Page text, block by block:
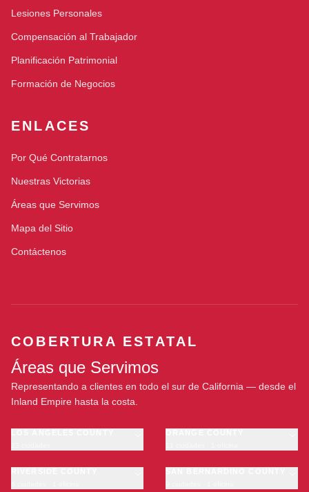
Lesiones Personales
Compensación al Trabajador
Planificación Patrimonial
Formación de Negocios
ENLACES
Por Qué Contratarnos
Nuestras Victorias
Áreas que Servimos
Mapa del Sitio
Contáctenos
COBERTURA ESTATAL
Áreas que Servimos
Representando a clientes en todo el sur de California — desde el
Inland Empire hasta la costa.
Glendale
Irvine